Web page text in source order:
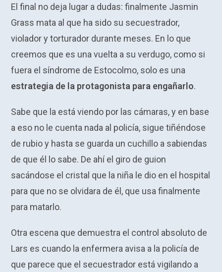
El final no deja lugar a dudas: finalmente Jasmin
Grass mata al que ha sido su secuestrador,
violador y torturador durante meses. En lo que
creemos que es una vuelta a su verdugo, como si
fuera el síndrome de Estocolmo, solo es una
estrategia de la protagonista para engañarlo.
Sabe que la está viendo por las cámaras, y en base
a eso no le cuenta nada al policía, sigue tiñéndose
de rubio y hasta se guarda un cuchillo a sabiendas
de que él lo sabe. De ahí el giro de guion
sacándose el cristal que la niña le dio en el hospital
para que no se olvidara de él, que usa finalmente
para matarlo.
Otra escena que demuestra el control absoluto de
Lars es cuando la enfermera avisa a la policía de
que parece que el secuestrador está vigilando a